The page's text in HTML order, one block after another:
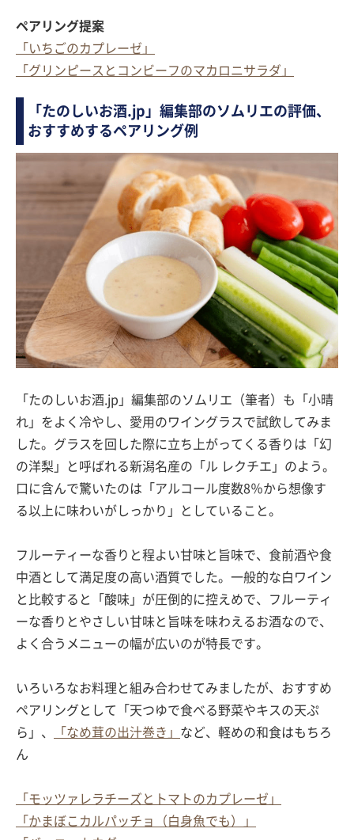
ペアリング提案
「いちごのカプレーゼ」
「グリンピースとコンビーフのマカロニサラダ」
「たのしいお酒.jp」編集部のソムリエの評価、
おすすめするペアリング例
「たのしいお酒.jp」編集部のソムリエ（筆者）も「小晴
れ」をよく冷やし、愛用のワイングラスで試飲してみま
した。グラスを回した際に立ち上がってくる香りは「幻
の洋梨」と呼ばれる新潟名産の「ル レクチエ」のよう。
口に含んで驚いたのは「アルコール度数8％から想像す
る以上に味わいがしっかり」としていること。
フルーティーな香りと程よい甘味と旨味で、食前酒や食
中酒として満足度の高い酒質でした。一般的な白ワイン
と比較すると「酸味」が圧倒的に控えめで、フルーティ
ーな香りとやさしい甘味と旨味を味わえるお酒なので、
よく合うメニューの幅が広いのが特長です。
いろいろなお料理と組み合わせてみましたが、おすすめ
ペアリングとして「天つゆで食べる野菜やキスの天ぷ
ら」、
「なめ茸の出汁巻き」 など、軽めの和食はもちろ
ん
「モッツァレラチーズとトマトのカプレーゼ」
「かまぼこカルパッチョ（白身魚でも）」